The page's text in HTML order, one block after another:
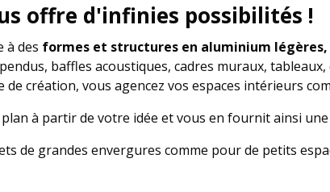
offre d'infinies possibilités !
à des formes et structures en aluminium
baffles acoustiques, cadres muraux, tableaux,
création, vous agencez vos espaces intérieurs
à partir de votre idée et vous en fournit ainsi
de grandes envergures comme pour de petits